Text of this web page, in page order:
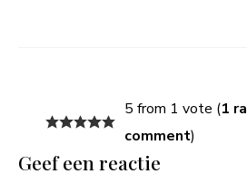
5 from 1 vote (1
comment)
Geef een reactie